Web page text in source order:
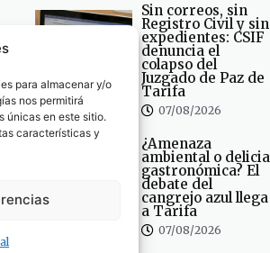
para almacenar y/o
nos permitirá
únicas en este sitio.
características y
Sin correos, sin
Registro Civil y sin
expedientes: CSIF
denuncia el
colapso del
Juzgado de Paz de
Tarifa
07/08/2026
¿Amenaza
ambiental o delicia
gastronómica? El
debate del
cangrejo azul llega
a Tarifa
07/08/2026